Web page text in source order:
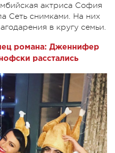
актриса София
Сеть снимками. На них
в кругу семьи.
романа: Дженнифер
расстались